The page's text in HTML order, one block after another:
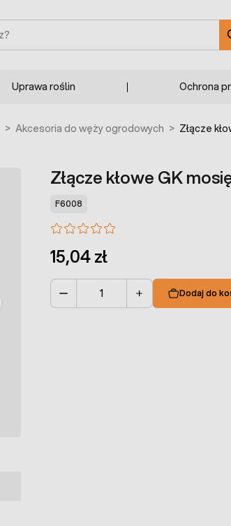
Uprawa roślin Ochrona
> Akcesoria do węży ogrodowych > Złącze
Złącze kłowe GK
F6008
15,04 zł
Dodaj do